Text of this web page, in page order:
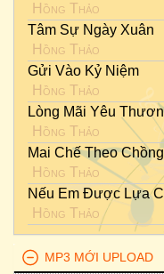
Hồng Thảo
Tâm Sự Ngày Xuân
Hồng Thảo
Gửi Vào Kỷ Niệm
Hồng Thảo
Lòng Mãi Yêu
Hồng Thảo
Mai Chế Theo Chồng
Hồng Thảo
Nếu Em Được Lựa
Hồng Thảo
MP3 MỚI UPLOAD